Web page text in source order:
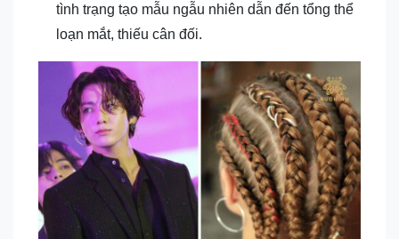
tình trạng tạo mẫu ngẫu nhiên dẫn đến tổng thể
loạn mắt, thiếu cân đối.